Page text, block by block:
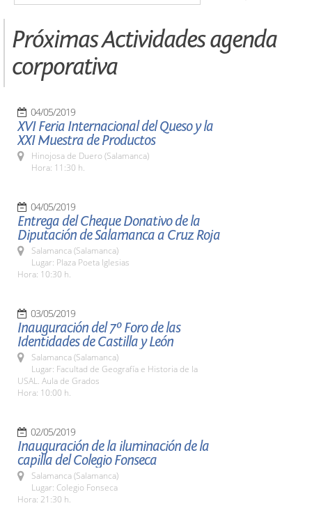
Próximas Actividades agenda
corporativa
04/05/2019
XVI Feria Internacional del Queso y la
XXI Muestra de Productos
Hinojosa de Duero (Salamanca)
Hora: 11:30 h.
04/05/2019
Entrega del Cheque Donativo de la
Diputación de Salamanca a Cruz Roja
Salamanca (Salamanca)
Lugar: Plaza Poeta Iglesias
Hora: 10:30 h.
03/05/2019
Inauguración del 7º Foro de las
Identidades de Castilla y León
Salamanca (Salamanca)
Lugar: Facultad de Geografía e Historia de la
USAL. Aula de Grados
Hora: 10:00 h.
02/05/2019
Inauguración de la iluminación de la
capilla del Colegio Fonseca
Salamanca (Salamanca)
Lugar: Colegio Fonseca
Hora: 21:30 h.